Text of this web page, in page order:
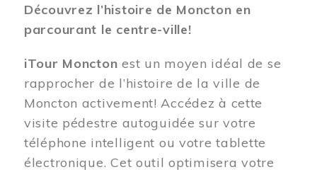
Découvrez l’histoire de Moncton en
parcourant le centre-ville!
iTour Moncton est un moyen idéal de se
rapprocher de l’histoire de la ville de
Moncton activement! Accédez à cette
visite pédestre autoguidée sur votre
téléphone intelligent ou votre tablette
électronique. Cet outil optimisera votre